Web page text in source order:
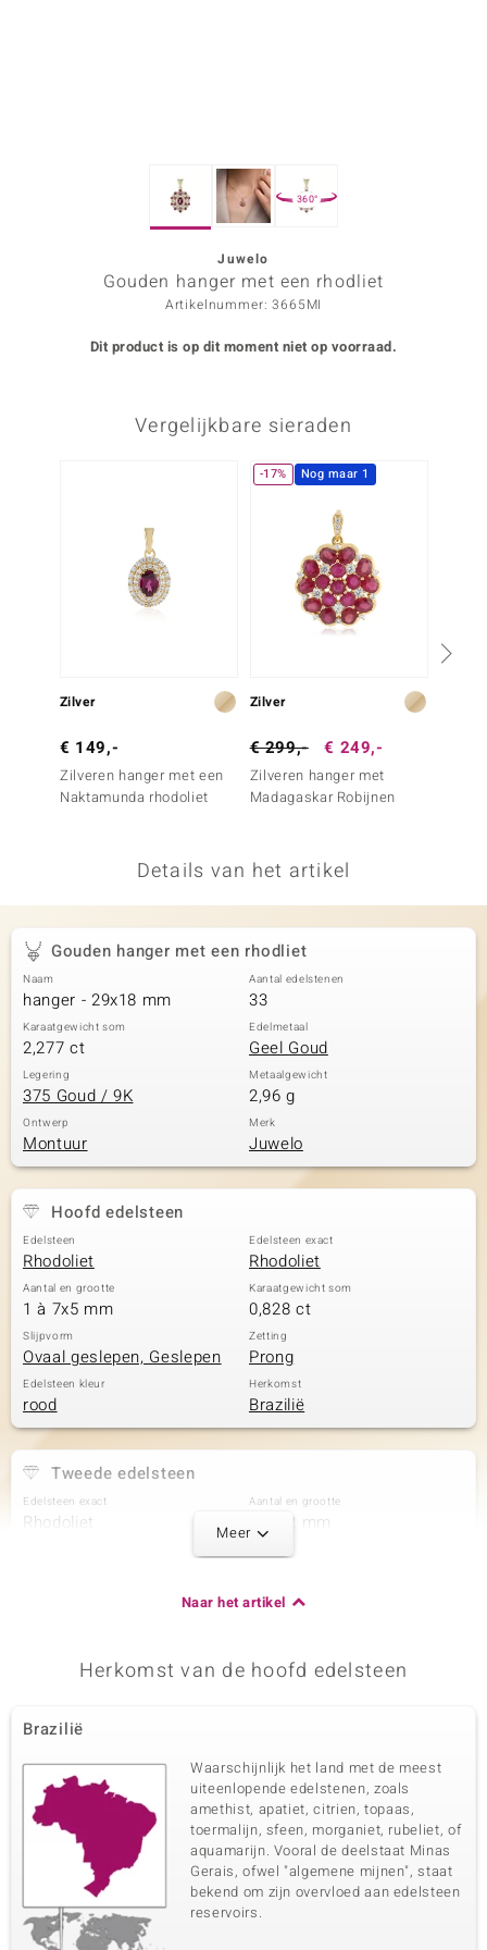
Collection
360°
Juwelo
Gouden hanger met een rhodliet
Artikelnummer: 3665MI
Dit product is op dit moment niet op voorraad.
Vergelijkbare sieraden
Zilver
€ 149,-
Zilveren hanger met een
Naktamunda rhodoliet
-17% Nog maar 1
Zilver
€ 299,- € 249,-
Zilveren hanger met
Madagaskar Robijnen
Details van het artikel
Gouden hanger met een rhodliet
Naam
hanger - 29x18 mm
Aantal edelstenen
33
Karaatgewicht som
2,277 ct
Edelmetaal
Geel Goud
Legering
375 Goud / 9K
Metaalgewicht
2,96 g
Ontwerp
Montuur
Merk
Juwelo
Hoofd edelsteen
Edelsteen
Rhodoliet
Edelsteen exact
Rhodoliet
Aantal en grootte
1 à 7x5 mm
Karaatgewicht som
0,828 ct
Slijpvorm
Ovaal geslepen, Geslepen
Zetting
Prong
Edelsteen kleur
rood
Herkomst
Brazilië
Tweede edelsteen
Edelsteen exact
Rhodoliet
Aantal en grootte
16 à 2 mm
Herkomst
Zirkoon
Karaatgewicht som
0,207 ct
Slijpvorm
Rond geslepen
Zetting
Prong
Herkomst
Cambodja
Vierde edelsteen
Edelsteen exact
Meer
Naar het artikel
Herkomst van de hoofd edelsteen
Brazilië
Waarschijnlijk het land met de meest
uiteenlopende edelstenen, zoals
amethist, apatiet, citrien, topaas,
toermalijn, sfeen, morganiet, rubeliet, of
aquamarijn. Vooral de deelstaat Minas
Gerais, ofwel "algemene mijnen", staat
bekend om zijn overvloed aan edelsteen
reservoirs.